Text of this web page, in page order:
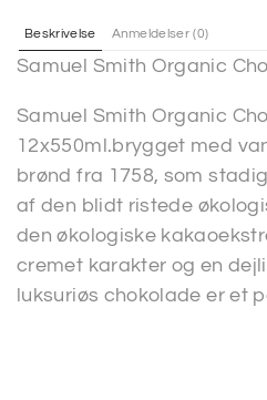
Beskrivelse Anmeldelser (0)
Samuel Smith Organic
Samuel Smith Organic
12x550ml.brygget med
brønd fra 1758, som
af den blidt ristede
den økologiske
cremet karakter og en
luksuriøs chokolade er et